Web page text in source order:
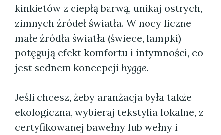
kinkietów z ciepłą barwą, unikaj ostrych,
zimnych źródeł światła. W nocy liczne
małe źródła światła (świece, lampki)
potęgują efekt komfortu i intymności, co
jest sednem koncepcji hygge.
Jeśli chcesz, żeby aranżacja była także
ekologiczna, wybieraj tekstylia lokalne, z
certyfikowanej bawełny lub wełny i